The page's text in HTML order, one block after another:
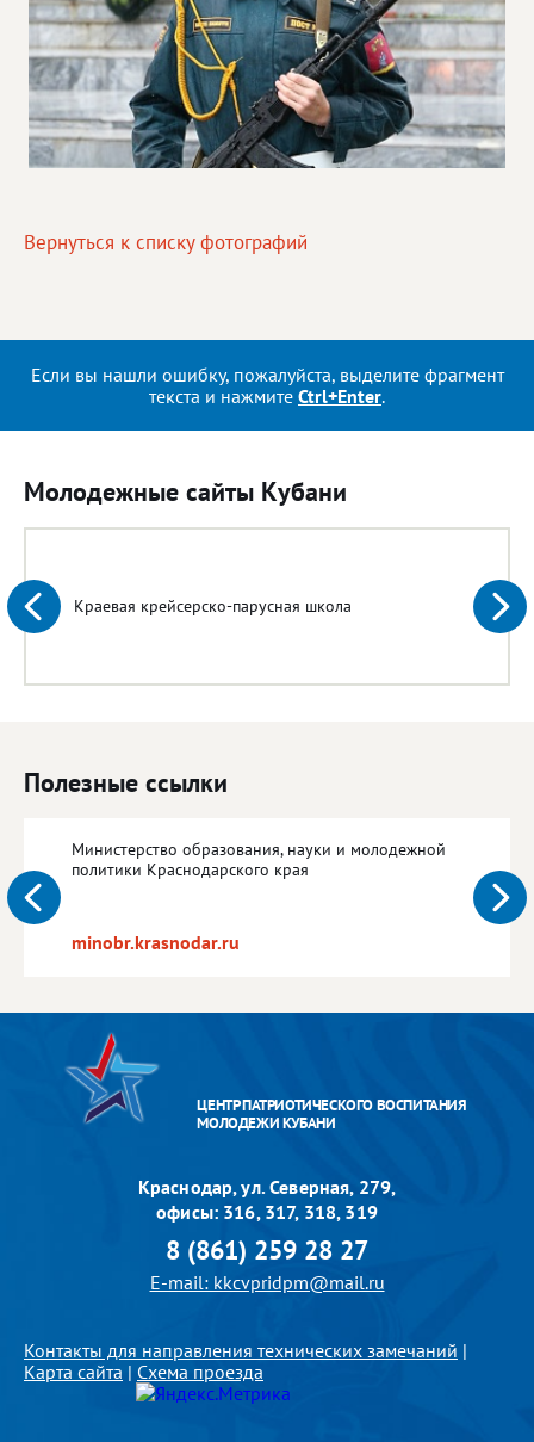
Вернуться к списку фотографий
Если вы нашли ошибку, пожалуйста, выделите фрагмент
текста и нажмите Ctrl+Enter.
Молодежные сайты Кубани
Краевая крейсерско-парусная школа
Полезные ссылки
Министерство образования, науки и молодежной
политики Краснодарского края
minobr.krasnodar.ru
ЦЕНТР ПАТРИОТИЧЕСКОГО ВОСПИТАНИЯ
МОЛОДЕЖИ КУБАНИ
Краснодар, ул. Северная, 279,
офисы: 316, 317, 318, 319
8 (861) 259 28 27
E-mail: kkcvpridpm@mail.ru
Контакты для направления технических замечаний |
Карта сайта | Схема проезда